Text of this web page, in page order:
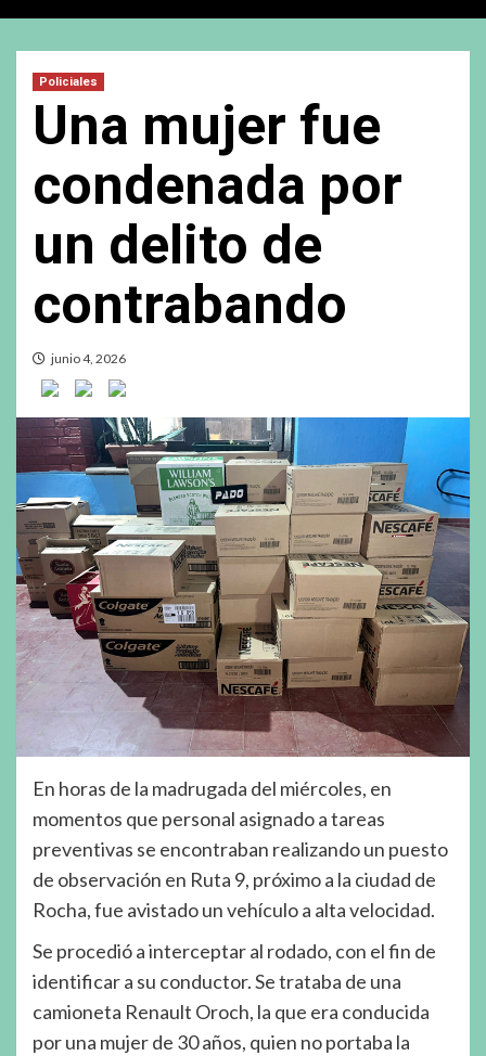
Policiales
Una mujer fue
condenada por
un delito de
contrabando
junio 4, 2026
En horas de la madrugada del miércoles, en
momentos que personal asignado a tareas
preventivas se encontraban realizando un puesto
de observación en Ruta 9, próximo a la ciudad de
Rocha, fue avistado un vehículo a alta velocidad.
Se procedió a interceptar al rodado, con el fin de
identificar a su conductor. Se trataba de una
camioneta Renault Oroch, la que era conducida
por una mujer de 30 años, quien no portaba la